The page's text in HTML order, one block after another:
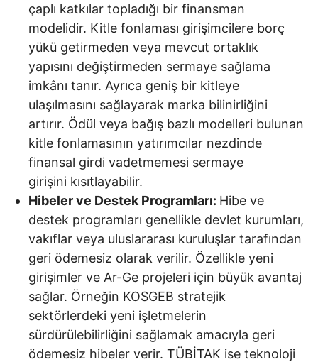
çaplı katkılar topladığı bir finansman
modelidir. Kitle fonlaması girişimcilere borç
yükü getirmeden veya mevcut ortaklık
yapısını değiştirmeden sermaye sağlama
imkânı tanır. Ayrıca geniş bir kitleye
ulaşılmasını sağlayarak marka bilinirliğini
artırır. Ödül veya bağış bazlı modelleri bulunan
kitle fonlamasının yatırımcılar nezdinde
finansal girdi vadetmemesi sermaye
girişini kısıtlayabilir.
Hibeler ve Destek Programları: Hibe ve
destek programları genellikle devlet kurumları,
vakıflar veya uluslararası kuruluşlar tarafından
geri ödemesiz olarak verilir. Özellikle yeni
girişimler ve Ar-Ge projeleri için büyük avantaj
sağlar. Örneğin KOSGEB stratejik
sektörlerdeki yeni işletmelerin
sürdürülebilirliğini sağlamak amacıyla geri
ödemesiz hibeler verir. TÜBİTAK ise teknoloji